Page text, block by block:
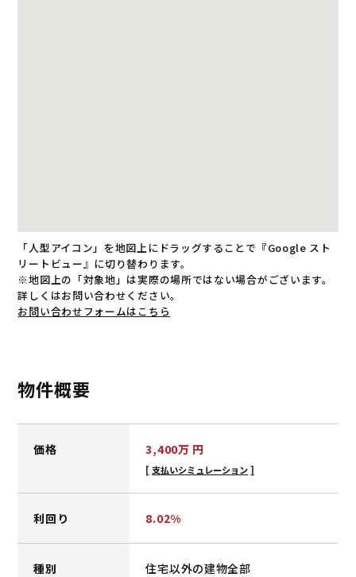
「人型アイコン」を地図上にドラッグすることで『Google スト
リートビュー』に切り替わります。
※地図上の「対象地」は実際の場所ではない場合がございます。
詳しくはお問い合わせください。
お問い合わせフォームはこちら
物件概要
価格 3,400万 円
支払いシミュレーション
利回り 8.02%
種別 住宅以外の建物全部